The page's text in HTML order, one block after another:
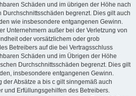
Schäden und im übrigen der Höhe nach
Durchschnittsschäden begrenzt. Dies gilt auch
wie insbesondere entgangenen Gewinn.
Unternehmern außer bei der Verletzung von
oder vorsätzlichem oder grob
Betreibers auf die bei Vertragsschluss
Schäden und im Übrigen der Höhe
Durchschnittsschäden begrenzt. Dies gilt
insbesondere entgangenen Gewinn.
der Absätze a bis c gilt sinngemäß auch
und Erfüllungsgehilfen des Betreibers.